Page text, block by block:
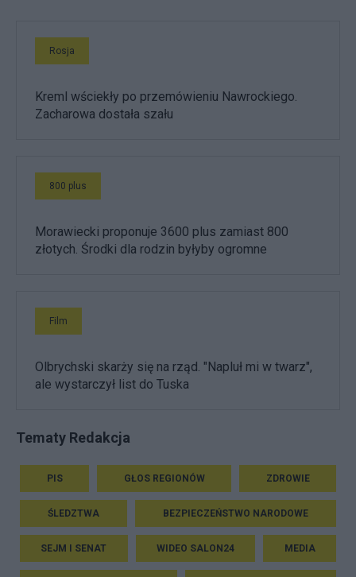
Rosja
Kreml wściekły po przemówieniu Nawrockiego.
Zacharowa dostała szału
800 plus
Morawiecki proponuje 3600 plus zamiast 800
złotych. Środki dla rodzin byłyby ogromne
Film
Olbrychski skarży się na rząd. "Napluł mi w twarz",
ale wystarczył list do Tuska
Tematy Redakcja
PIS GŁOS REGIONÓW ZDROWIE
ŚLEDZTWA BEZPIECZEŃSTWO NARODOWE
SEJM I SENAT WIDEO SALON24 MEDIA